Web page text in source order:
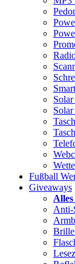
Fußball
Giveaways
Alles
Anti-